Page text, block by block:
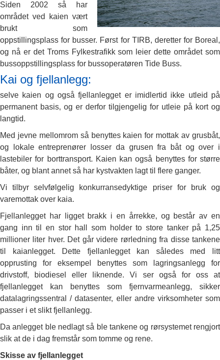
Siden 2002 så har
området ved kaien vært
brukt som
oppstillingsplass for busser. Først for TIRB, deretter for Boreal,
og nå er det Troms Fylkestrafikk som leier dette området som
bussoppstillingsplass for bussoperatøren Tide Buss.
Kai og fjellanlegg:
selve kaien og også fjellanlegget er imidlertid ikke utleid på
permanent basis, og er derfor tilgjengelig for utleie på kort og
langtid.
Med jevne mellomrom så benyttes kaien for mottak av grusbåt,
og lokale entreprenører losser da grusen fra båt og over i
lastebiler for borttransport. Kaien kan også benyttes for større
båter, og blant annet så har kystvakten lagt til flere ganger.
Vi tilbyr selvfølgelig konkurransedyktige priser for bruk og
varemottak over kaia.
Fjellanlegget har ligget brakk i en årrekke, og består av en
gang inn til en stor hall som holder to store tanker på 1,25
millioner liter hver. Det går videre rørledning fra disse tankene
til kaianlegget. Dette fjellanlegget kan således med litt
opprusting for eksempel benyttes som lagringsanlegg for
drivstoff, biodiesel eller liknende. Vi ser også for oss at
fjellanlegget kan benyttes som fjernvarmeanlegg, sikker
datalagringssentral / datasenter, eller andre virksomheter som
passer i et slikt fjellanlegg.
Da anlegget ble nedlagt så ble tankene og rørsystemet rengjort
slik at de i dag fremstår som tomme og rene.
Skisse av fjellanlegget